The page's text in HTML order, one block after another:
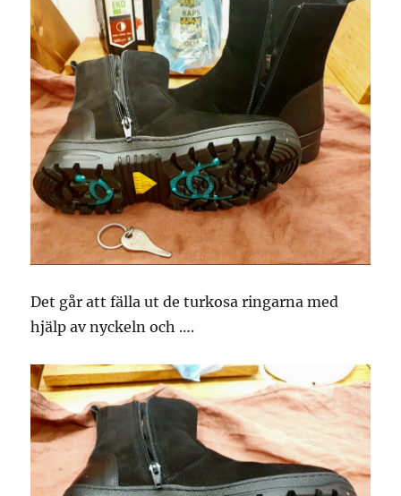
Det går att fälla ut de turkosa ringarna med
hjälp av nyckeln och ….